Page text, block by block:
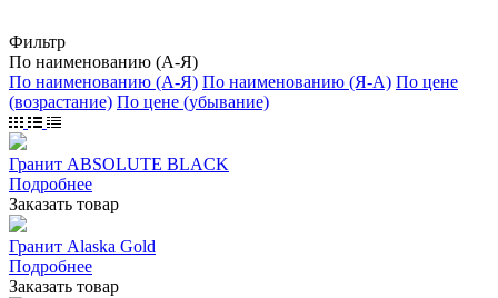
Фильтр
По наименованию (А-Я)
По наименованию (А-Я) По наименованию (Я-А) По цене
(возрастание) По цене (убывание)
Гранит ABSOLUTE BLACK
Подробнее
Заказать товар
Гранит Alaska Gold
Подробнее
Заказать товар